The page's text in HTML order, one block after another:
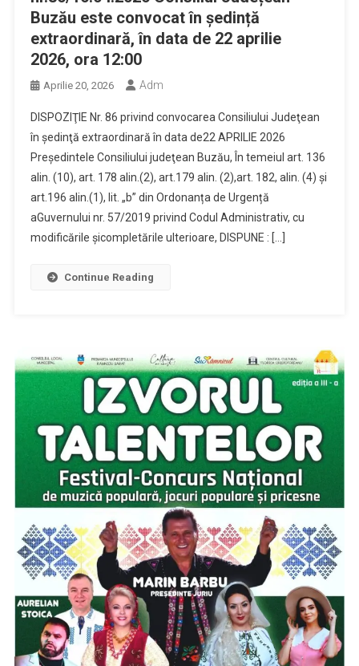
Buzău este convocat în ședință
extraordinară, în data de 22 aprilie
2026, ora 12:00
Aprilie 20, 2026 Adm
DISPOZIŢIE Nr. 86 privind convocarea Consiliului Judeţean
în şedinţă extraordinară în data de22 APRILIE 2026
Preşedintele Consiliului judeţean Buzău, În temeiul art. 136
alin. (10), art. 178 alin.(2), art.179 alin. (2),art. 182, alin. (4) şi
art.196 alin.(1), lit. „b” din Ordonanța de Urgență
aGuvernului nr. 57/2019 privind Codul Administrativ, cu
modificările șicompletările ulterioare, DISPUNE : […]
Continue Reading